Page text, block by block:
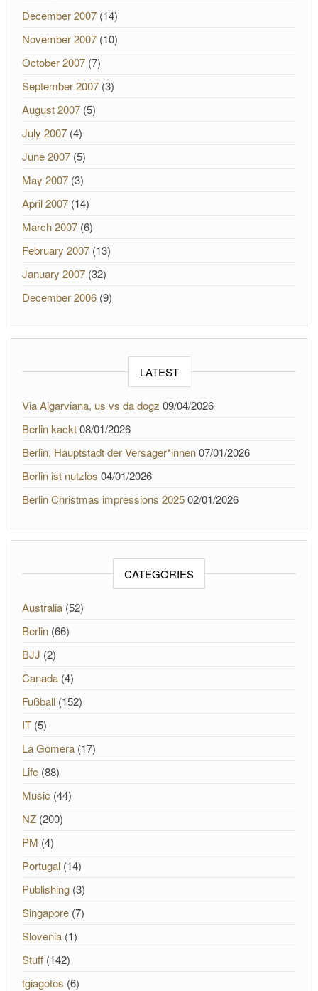
December 2007 (14)
November 2007 (10)
October 2007 (7)
September 2007 (3)
August 2007 (5)
July 2007 (4)
June 2007 (5)
May 2007 (3)
April 2007 (14)
March 2007 (6)
February 2007 (13)
January 2007 (32)
December 2006 (9)
LATEST
Via Algarviana, us vs da dogz 09/04/2026
Berlin kackt08/01/2026
Berlin, Hauptstadt der Versager*innen07/01/2026
Berlin ist nutzlos 04/01/2026
Berlin Christmas impressions 202502/01/2026
CATEGORIES
Australia (52)
Berlin (66)
BJJ (2)
Canada (4)
Fußball (152)
IT (5)
La Gomera (17)
Life (88)
Music (44)
NZ (200)
PM (4)
Portugal (14)
Publishing (3)
Singapore (7)
Slovenia (1)
Stuff (142)
tgiagotos (6)